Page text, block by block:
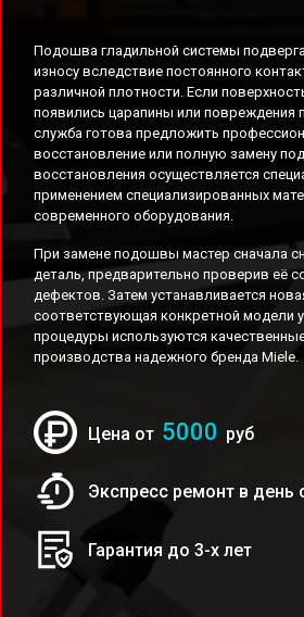
Подошва гладильной системы
износу вследствие постоянного
различной плотности. Если
появились царапины или повреждения
служба готова предложить
восстановление или полную замену
восстановления осуществляется
применением специализированных
современного оборудования.
При замене подошвы мастер сначала
деталь, предварительно проверив её
дефектов. Затем устанавливается
соответствующая конкретной модели
процедуры используются
производства надежного бренда Miele.
Цена от 5000 руб
Экспресс ремонт в день
Гарантия до 3-х лет